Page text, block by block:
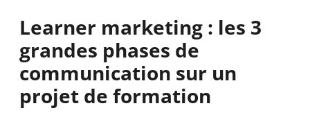
Learner marketing : les 3
grandes phases de
communication sur un
projet de formation